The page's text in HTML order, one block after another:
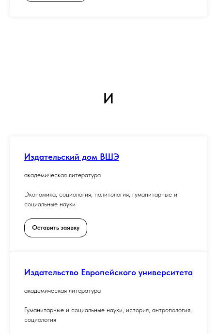
И
Издательский дом ВШЭ
академическая литература
Экономика, социология, политология, гуманитарные и
социальные науки
Оставить заявку
Издательство Европейского университета
академическая литература
Гуманитарные и социальные науки, история, антропология,
социология